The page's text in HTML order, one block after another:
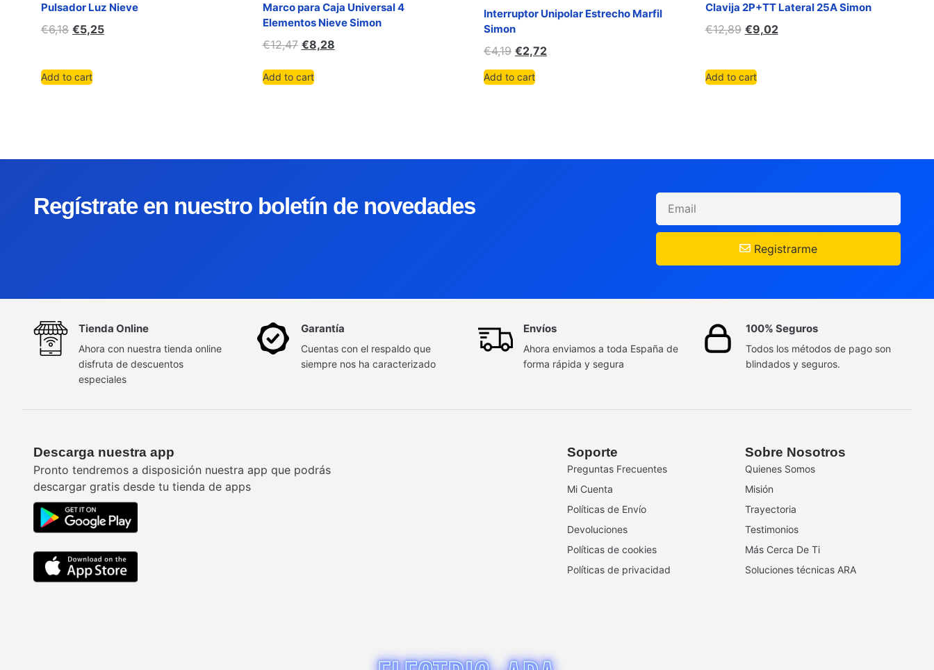
Pulsador Luz Nieve
€6,18 €5,25
Add to cart
Marco para Caja Universal 4
Elementos Nieve Simon
€12,47 €8,28
Add to cart
Interruptor Unipolar Estrecho Marfil
Simon
€4,19 €2,72
Add to cart
Clavija 2P+TT Lateral 25A Simon
€12,89 €9,02
Add to cart
Regístrate en nuestro boletín de novedades
Registrarme
Tienda Online
Ahora con nuestra tienda online
disfruta de descuentos
especiales
Garantía
Cuentas con el respaldo que
siempre nos ha caracterizado
Envíos
Ahora enviamos a toda España de
forma rápida y segura
100% Seguros
Todos los métodos de pago son
blindados y seguros.
Descarga nuestra app
Pronto tendremos a disposición nuestra app que podrás
descargar gratis desde tu tienda de apps
Soporte
Preguntas Frecuentes
Mi Cuenta
Políticas de Envío
Devoluciones
Políticas de cookies
Políticas de privacidad
Sobre Nosotros
Quienes Somos
Misión
Trayectoria
Testimonios
Más Cerca De Ti
Soluciones técnicas ARA